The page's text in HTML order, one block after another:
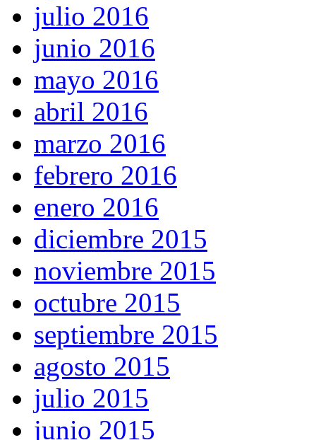
julio 2016
junio 2016
mayo 2016
abril 2016
marzo 2016
febrero 2016
enero 2016
diciembre 2015
noviembre 2015
octubre 2015
septiembre 2015
agosto 2015
julio 2015
junio 2015